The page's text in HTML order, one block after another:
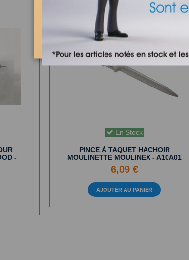
-
En Stock
PINCE À TAQUET HACHOIR
MOULINETTE MOULINEX - A10A01
6,09 €
AJOUTER AU PANIER